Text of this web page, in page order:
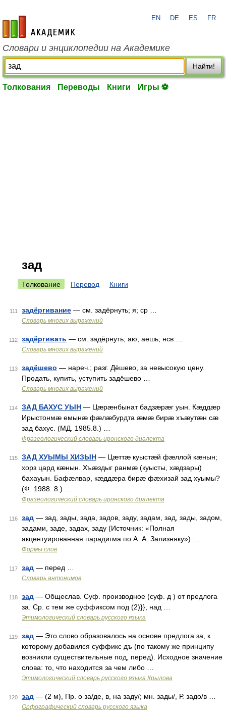
academic.ru
EN DE ES FR
Словари и энциклопедии на Академике
Найти!
Толкования Переводы Книги Игры ⚽
зад
Толкование Перевод Книги
111 задёргивание — см. задёрнуть; я; ср …
Словарь многих выражений
112 задёргивать — см. задёрнуть; аю, аешь; нсв …
Словарь многих выражений
113 задёшево — нареч.; разг. Дёшево, за невысокую цену.
Продать, купить, уступить задёшево …
Словарь многих выражений
114 ЗАД БАХУС УЫН — Цæрæнбынат бадзæрæг уын. Кæддæр
Ирыстонмæ емынæ фæлæбурдта æмæ бирæ хъæутæн сæ
зад бахус. (МД. 1985.8.) …
Фразеологический словарь иронского диалекта
115 ЗАД ХУЫМЫ ХИЗЫН — Цæттæ куыстæй фæллой кæнын;
хорз цард кæнын. Хъæздыг ранмæ (куысты, хæдзары)
бахауын. Бафæлвар, кæддæра бирæ фæхизай зад хуымы?
(Ф. 1988. 8.) …
Фразеологический словарь иронского диалекта
116 зад — зад, зады, зада, задов, заду, задам, зад, зады, задом,
задами, заде, задах, заду (Источник: «Полная
акцентуированная парадигма по А. А. Зализняку») …
Формы слов
117 зад — перед …
Словарь антонимов
118 зад — Общеслав. Суф. производное (суф. д ) от предлога
за. Ср. с тем же суффиксом под (2)}}, над …
Этимологический словарь русского языка
119 зад — Это слово образовалось на основе предлога за, к
которому добавился суффикс дъ (по такому же принципу
возникли существительные под, перед). Исходное значение
слова: то, что находится за чем либо …
Этимологический словарь русского языка Крылова
120 зад — (2 м), Пр. о за/де, в, на заду/; мн. зады/, Р. задо/в …
Орфографический словарь русского языка